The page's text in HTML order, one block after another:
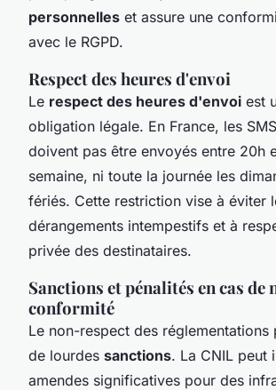
personnelles et assure une
avec le RGPD.
Respect des heures d'envoi
Le respect des heures d'envoi est
obligation légale. En France, les
doivent pas être envoyés entre 20h
semaine, ni toute la journée les
fériés. Cette restriction vise à éviter
dérangements intempestifs et à
privée des destinataires.
Sanctions et pénalités en cas de
conformité
Le non-respect des réglementations
de lourdes sanctions. La CNIL peut
amendes significatives pour des